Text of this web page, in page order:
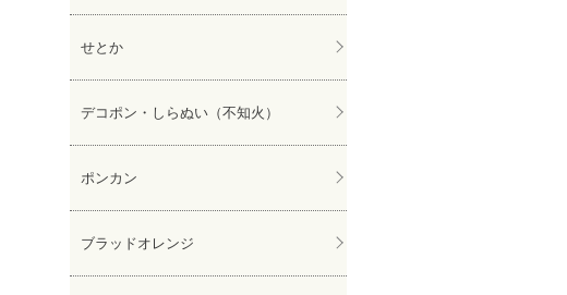
せとか
デコポン・しらぬい（不知火）
ポンカン
ブラッドオレンジ